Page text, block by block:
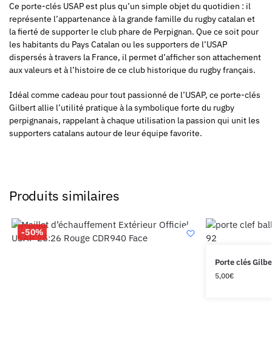
Ce porte-clés USAP est plus qu’un simple objet du quotidien : il
représente l’appartenance à la grande famille du rugby catalan et
la fierté de supporter le club phare de Perpignan. Que ce soit pour
les habitants du Pays Catalan ou les supporters de l’USAP
dispersés à travers la France, il permet d’afficher son attachement
aux valeurs et à l’histoire de ce club historique du rugby français.
Idéal comme cadeau pour tout passionné de l’USAP, ce porte-clés
Gilbert allie l’utilité pratique à la symbolique forte du rugby
perpignanais, rappelant à chaque utilisation la passion qui unit les
supporters catalans autour de leur équipe favorite.
Produits similaires
-50%
Porte clés
5,00€